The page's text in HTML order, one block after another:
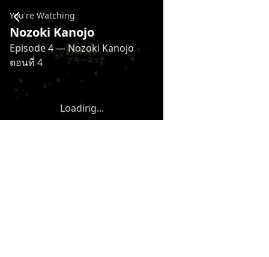
Loading...
You're Watching
Nozoki Kanojo
Episode 4— Nozoki Kanojo
ตอนที่ 4